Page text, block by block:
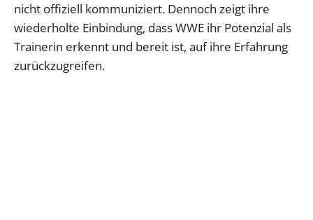
nicht offiziell kommuniziert. Dennoch zeigt ihre
wiederholte Einbindung, dass WWE ihr Potenzial als
Trainerin erkennt und bereit ist, auf ihre Erfahrung
zurückzugreifen.